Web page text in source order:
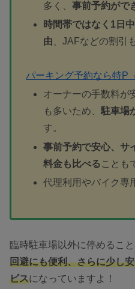
多く、事前予約がで
時間帯ではなく1日
由、JAFなどの割引
パーキング予約なら特P
オーナーの手数料が
も多いため、駐車場
す。
事前予約で安心、サ
料金も比べることも
代理利用やバイク専
臨時駐車場以外に停めること
回避にも便利、さらに少し
ビスになっていますよ！